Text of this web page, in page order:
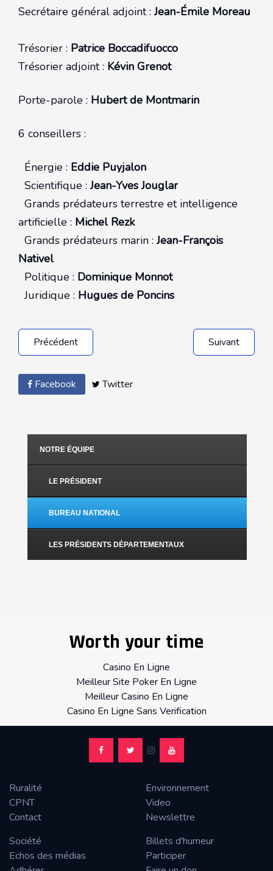
Secrétaire général adjoint :Jean-Émile Moreau
Trésorier : Patrice Boccadifuocco
Trésorier adjoint : Kévin Grenot
Porte-parole : Hubert de Montmarin
6 conseillers :
Énergie : Eddie Puyjalon
Scientifique :Jean-Yves Jouglar
Grands prédateurs terrestre et intelligence
artificielle : Michel Rezk
Grands prédateurs marin :Jean-François
Nativel
Politique : Dominique Monnot
Juridique : Hugues de Poncins
Précédent Suivant
Facebook Twitter
NOTRE ÉQUIPE
LE PRÉSIDENT
BUREAU NATIONAL
LES PRÉSIDENTS DÉPARTEMENTAUX
Worth your time
Casino En Ligne
Meilleur Site Poker En Ligne
Meilleur Casino En Ligne
Casino En Ligne Sans Verification
Ruralité
CPNT
Contact
Environnement
Video
Newslettre
Société
Echos des médias
Billets d'humeur
Participer